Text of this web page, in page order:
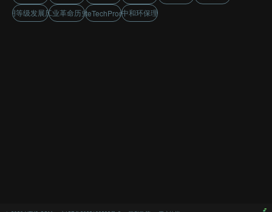
文明等级发展历程工业革命历史
CorporateTechPromoVideo
碳中和环保理念